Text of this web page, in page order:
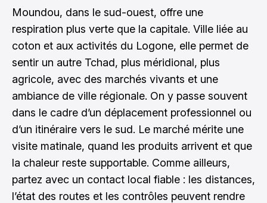
Moundou, dans le sud-ouest, offre une
respiration plus verte que la capitale. Ville liée au
coton et aux activités du Logone, elle permet de
sentir un autre Tchad, plus méridional, plus
agricole, avec des marchés vivants et une
ambiance de ville régionale. On y passe souvent
dans le cadre d’un déplacement professionnel ou
d’un itinéraire vers le sud. Le marché mérite une
visite matinale, quand les produits arrivent et que
la chaleur reste supportable. Comme ailleurs,
partez avec un contact local fiable : les distances,
l’état des routes et les contrôles peuvent rendre